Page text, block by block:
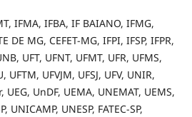
IFMA, IFBA, IF BAIANO, IFMG,
DE MG, CEFET-MG, IFPI, IFSP, IFPR,
UFT, UFNT, UFMT, UFR, UFMS,
UFTM, UFVJM, UFSJ, UFV, UNIR,
UEG, UnDF, UEMA, UNEMAT, UEMS,
UNICAMP, UNESP, FATEC-SP,